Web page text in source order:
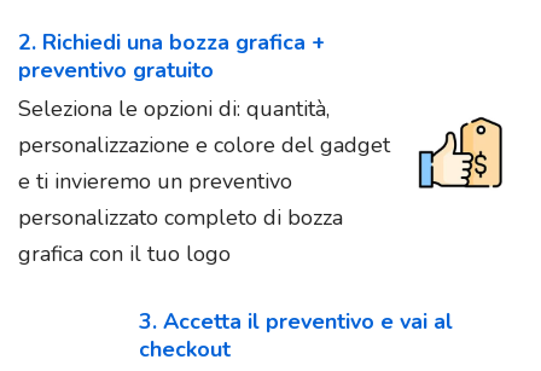
2. Richiedi una bozza grafica +
preventivo gratuito
Seleziona le opzioni di: quantità,
personalizzazione e colore del gadget
e ti invieremo un preventivo
personalizzato completo di bozza
grafica con il tuo logo
3. Accetta il preventivo e vai al
checkout